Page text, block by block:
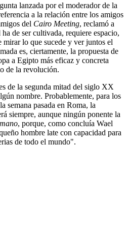
lanzada por el moderador de la
a la relación entre los amigos
del Cairo Meeting, reclamó a
de ser cultivada, requiere espacio,
lo que sucede y ver juntos el
es, ciertamente, la propuesta de
a Egipto más eficaz y concreta
de la revolución.
de la segunda mitad del siglo XX
nombre. Probablemente, para los
semana pasada en Roma, la
siempre, aunque ningún ponente la
, porque, como concluía Wael
hombre late con capacidad para
de todo el mundo".